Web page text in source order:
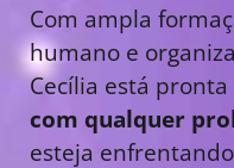
Com ampla
humano e
Cecília está pronta
com qualquer
esteja